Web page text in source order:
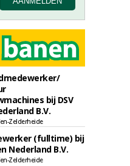
bij DSV
B.V.
Zelderheide
(fulltime) bij
Nederland B.V.
Zelderheide